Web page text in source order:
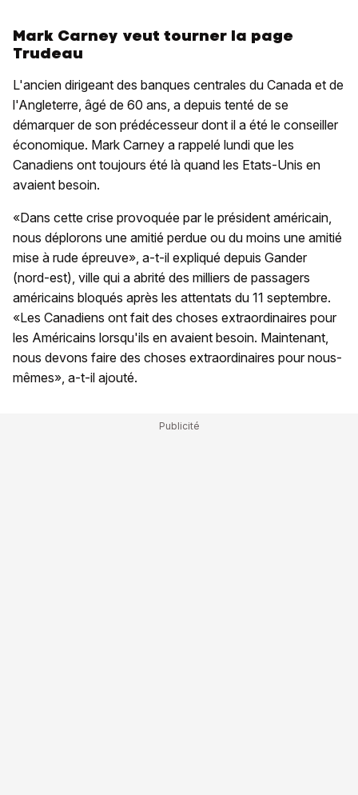
Mark Carney veut tourner la page
Trudeau
L'ancien dirigeant des banques centrales du Canada et de
l'Angleterre, âgé de 60 ans, a depuis tenté de se
démarquer de son prédécesseur dont il a été le conseiller
économique. Mark Carney a rappelé lundi que les
Canadiens ont toujours été là quand les Etats-Unis en
avaient besoin.
«Dans cette crise provoquée par le président américain,
nous déplorons une amitié perdue ou du moins une amitié
mise à rude épreuve», a-t-il expliqué depuis Gander
(nord-est), ville qui a abrité des milliers de passagers
américains bloqués après les attentats du 11 septembre.
«Les Canadiens ont fait des choses extraordinaires pour
les Américains lorsqu'ils en avaient besoin. Maintenant,
nous devons faire des choses extraordinaires pour nous-
mêmes», a-t-il ajouté.